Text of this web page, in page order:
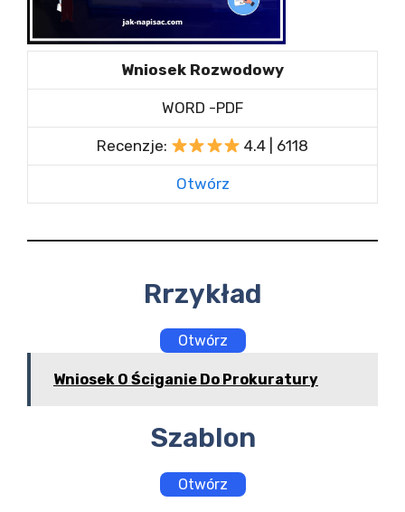
Wniosek Rozwodowy
WORD -PDF
Recenzje: 4.4 | 6118
Otwórz
Rrzykład
Otwórz
Wniosek O Ściganie Do Prokuratury
Szablon
Otwórz